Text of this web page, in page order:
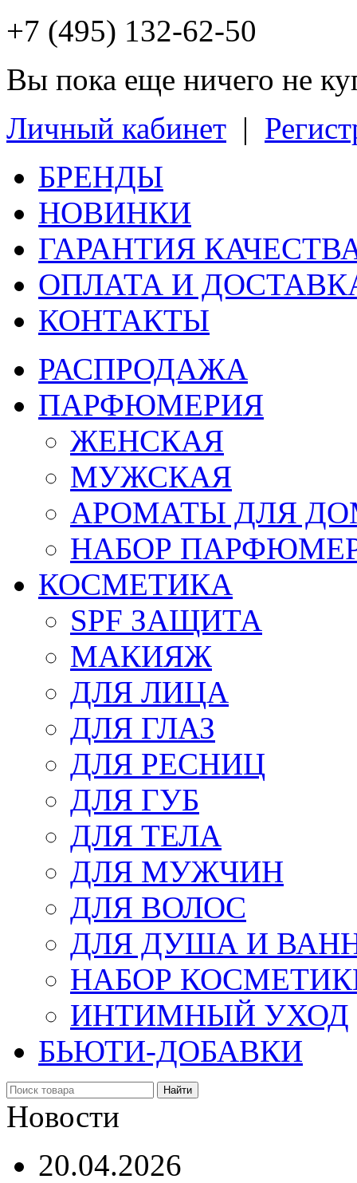
+7 (495) 132-62-50
Вы пока еще ничего не
Личный кабинет |
БРЕНДЫ
НОВИНКИ
ГАРАНТИЯ
ОПЛАТА И
КОНТАКТЫ
РАСПРОДАЖА
ПАРФЮМЕРИЯ
ЖЕНСКАЯ
МУЖСКАЯ
АРОМАТЫ ДЛЯ
НАБОР
КОСМЕТИКА
SPF ЗАЩИТА
МАКИЯЖ
ДЛЯ ЛИЦА
ДЛЯ ГЛАЗ
ДЛЯ РЕСНИЦ
ДЛЯ ГУБ
ДЛЯ ТЕЛА
ДЛЯ МУЖЧИН
ДЛЯ ВОЛОС
ДЛЯ ДУША И
НАБОР
ИНТИМНЫЙ УХОД
БЬЮТИ-ДОБАВКИ
Найти
Новости
20.04.2026